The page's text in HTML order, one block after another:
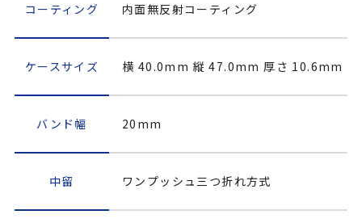
コーティング 内面無反射コーティング
ケースサイズ 横 40.0mm 縦 47.0mm 厚さ 10.6mm
バンド幅 20mm
中留 ワンプッシュ三つ折れ方式